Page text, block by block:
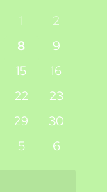
ン
ト
を
検
索
ン
ト
ビ
ュ
ー
ナ
ダ
表
示
0
イ
ン
ト
1
0
イ
ン
ト
2
0
イ
ン
ト
8
0
イ
ン
ト
9
0
イ
ン
ト
15
0
イ
ン
ト
16
0
イ
ン
22
0
イ
ン
23
0
イ
29
0
イ
30
0
5
0
6